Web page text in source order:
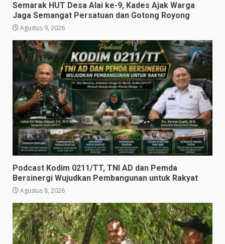
Semarak HUT Desa Alai ke-9, Kades Ajak Warga
Jaga Semangat Persatuan dan Gotong Royong
Agustus 9, 2026
Podcast Kodim 0211/TT, TNI AD dan Pemda
Bersinergi Wujudkan Pembangunan untuk Rakyat
Agustus 8, 2026